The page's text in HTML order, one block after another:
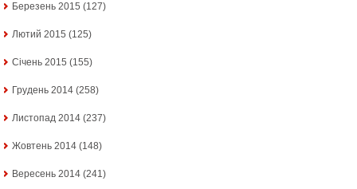
Березень 2015 (127)
Лютий 2015 (125)
Січень 2015 (155)
Грудень 2014 (258)
Листопад 2014 (237)
Жовтень 2014 (148)
Вересень 2014 (241)